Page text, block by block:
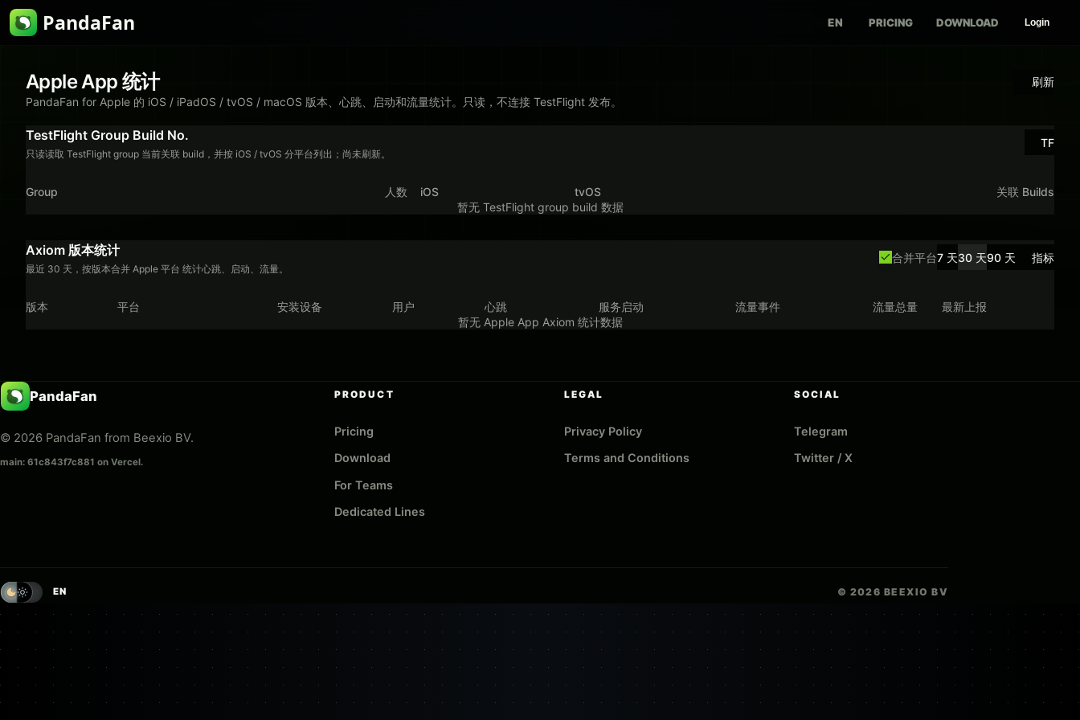
PandaFan EN PRICING DOWNLOAD Login
Apple App 统计
PandaFan for Apple 的 iOS / iPadOS / tvOS / macOS 版本、心跳、启动和流量统计。只读，不连接 TestFlight 发布。
刷新
TestFlight Group Build No.
只读读取 TestFlight group 当前关联 build，并按 iOS / tvOS 分平台列出；尚未刷新。
TF
Group 人数 iOS tvOS
关联 Builds
暂无 TestFlight group build 数据
Axiom 版本统计
最近 30 天，按版本合并 Apple 平台 统计心跳、启动、流量。
合并平台7 天30 天90 天 指标
版本 平台 安装设备 用户 心跳 服务启动 流量事件 流量总量
最新上报
暂无 Apple App Axiom 统计数据
PandaFan
© 2026 PandaFan from Beexio BV.
main: 61c843f7c881 on Vercel.
PRODUCT
Pricing
Download
For Teams
Dedicated Lines
LEGAL
Privacy Policy
Terms and Conditions
SOCIAL
Telegram
Twitter / X
EN © 2026 BEEXIO BV